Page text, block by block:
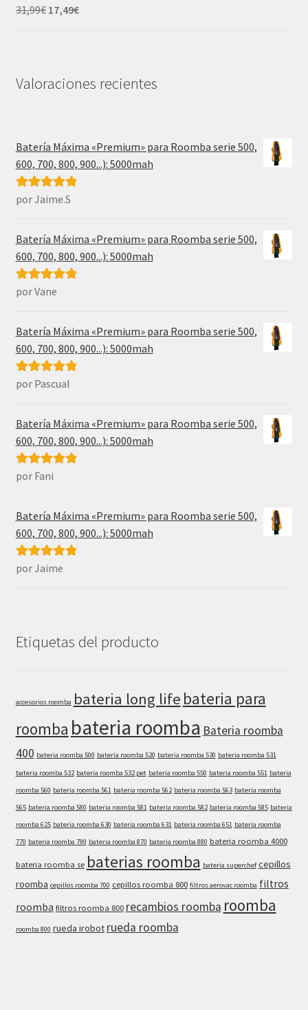
31,99€ El
31,99€.
17,49€El
Valoraciones recientes
Batería Máxima «Premium» para Roomba serie 500,
600, 700, 800, 900...): 5000mah
Valorado con
por Jaime.S
Batería Máxima «Premium» para Roomba serie 500,
600, 700, 800, 900...): 5000mah
Valorado con
por Vane
Batería Máxima «Premium» para Roomba serie 500,
600, 700, 800, 900...): 5000mah
Valorado con
por Pascual
Batería Máxima «Premium» para Roomba serie 500,
600, 700, 800, 900...): 5000mah
Valorado con
por Fani
Batería Máxima «Premium» para Roomba serie 500,
600, 700, 800, 900...): 5000mah
Valorado con
por Jaime
Etiquetas del producto
accesorios roomba bateria long life bateria para
roomba bateria roomba Bateria roomba
400 bateria roomba 500 bateria roomba 520 bateria roomba 530 bateria roomba 531
bateria roomba 532 bateria roomba 532 pet bateria roomba 550 bateria roomba 551 bateria
roomba 560 bateria roomba 561 bateria roomba 562 bateria roomba 563 bateria roomba
565 bateria roomba 580 bateria roomba 581 bateria roomba 582 bateria roomba 585 bateria
roomba 625 bateria roomba 630 bateria roomba 631 bateria roomba 651 bateria roomba
770 bateria roomba 790 bateria roomba 870 bateria roomba 880 bateria roomba 4000
bateria roomba se baterias roomba bateria superchef cepillos
roomba cepillos roomba 700 cepillos roomba 800 filtros aerovac roomba filtros
roomba filtros roomba 800 recambios roomba roomba
roomba 800 rueda irobot rueda roomba